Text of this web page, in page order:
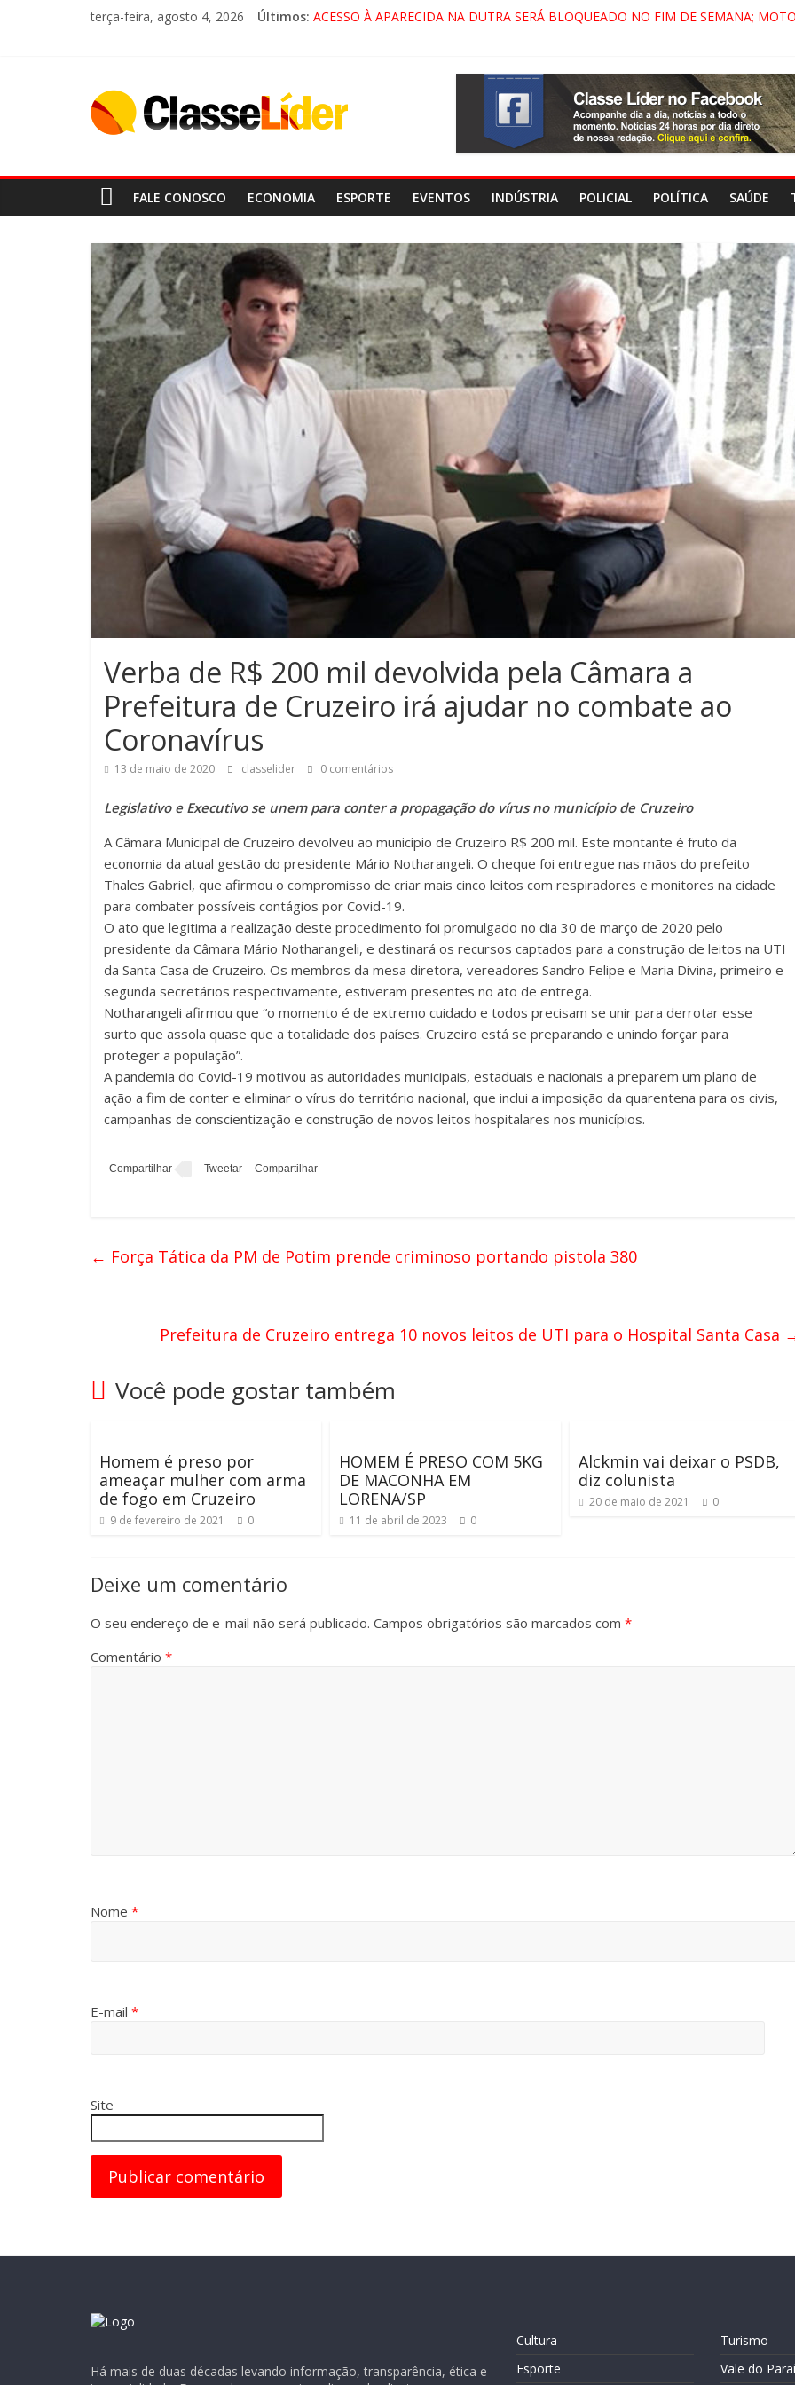
terça-feira, agosto 4, 2026 Últimos: ACESSO À APARECIDA NA DUTRA SERÁ BLOQUEADO NO FIM DE SEMANA;
“HÁ PRESENÇA DO COMANDO VERMELHO NO VALE”, AFIRMA PROMOTOR DO
FALE CONOSCO ECONOMIA ESPORTE EVENTOS INDÚSTRIA POLICIAL POLÍTICA SAÚDE
Verba de R$ 200 mil devolvida pela Câmara a
Prefeitura de Cruzeiro irá ajudar no combate ao
Coronavírus
13 de maio de 2020 classelider 0 comentários
Legislativo e Executivo se unem para conter a propagação do vírus no município de Cruzeiro
A Câmara Municipal de Cruzeiro devolveu ao município de Cruzeiro R$ 200 mil. Este montante é fruto da
economia da atual gestão do presidente Mário Notharangeli. O cheque foi entregue nas mãos do prefeito
Thales Gabriel, que afirmou o compromisso de criar mais cinco leitos com respiradores e monitores na cidade
para combater possíveis contágios por Covid-19.
O ato que legitima a realização deste procedimento foi promulgado no dia 30 de março de 2020 pelo
presidente da Câmara Mário Notharangeli, e destinará os recursos captados para a construção de leitos na UTI
da Santa Casa de Cruzeiro. Os membros da mesa diretora, vereadores Sandro Felipe e Maria Divina, primeiro e
segunda secretários respectivamente, estiveram presentes no ato de entrega.
Notharangeli afirmou que “o momento é de extremo cuidado e todos precisam se unir para derrotar esse
surto que assola quase que a totalidade dos países. Cruzeiro está se preparando e unindo forçar para
proteger a população”.
A pandemia do Covid-19 motivou as autoridades municipais, estaduais e nacionais a preparem um plano de
ação a fim de conter e eliminar o vírus do território nacional, que inclui a imposição da quarentena para os civis,
campanhas de conscientização e construção de novos leitos hospitalares nos municípios.
← Força Tática da PM de Potim prende criminoso portando pistola 380
Prefeitura de Cruzeiro entrega 10 novos leitos de UTI para o Hospital Santa Casa
Você pode gostar também
Homem é preso por
ameaçar mulher com arma
de fogo em Cruzeiro
9 de fevereiro de 2021 0
HOMEM É PRESO COM 5KG
DE MACONHA EM
LORENA/SP
11 de abril de 2023 0
Alckmin vai deixar o PSDB,
diz colunista
20 de maio de 2021 0
Deixe um comentário
O seu endereço de e-mail não será publicado. Campos obrigatórios são marcados com *
Comentário *
Nome *
E-mail *
Site
Há mais de duas décadas levando informação, transparência, ética e
Cultura
Esporte
Turismo
Vale do